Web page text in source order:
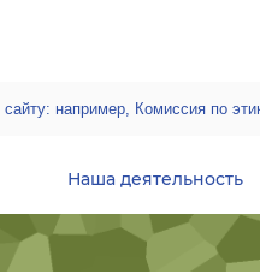
Наша деятельность